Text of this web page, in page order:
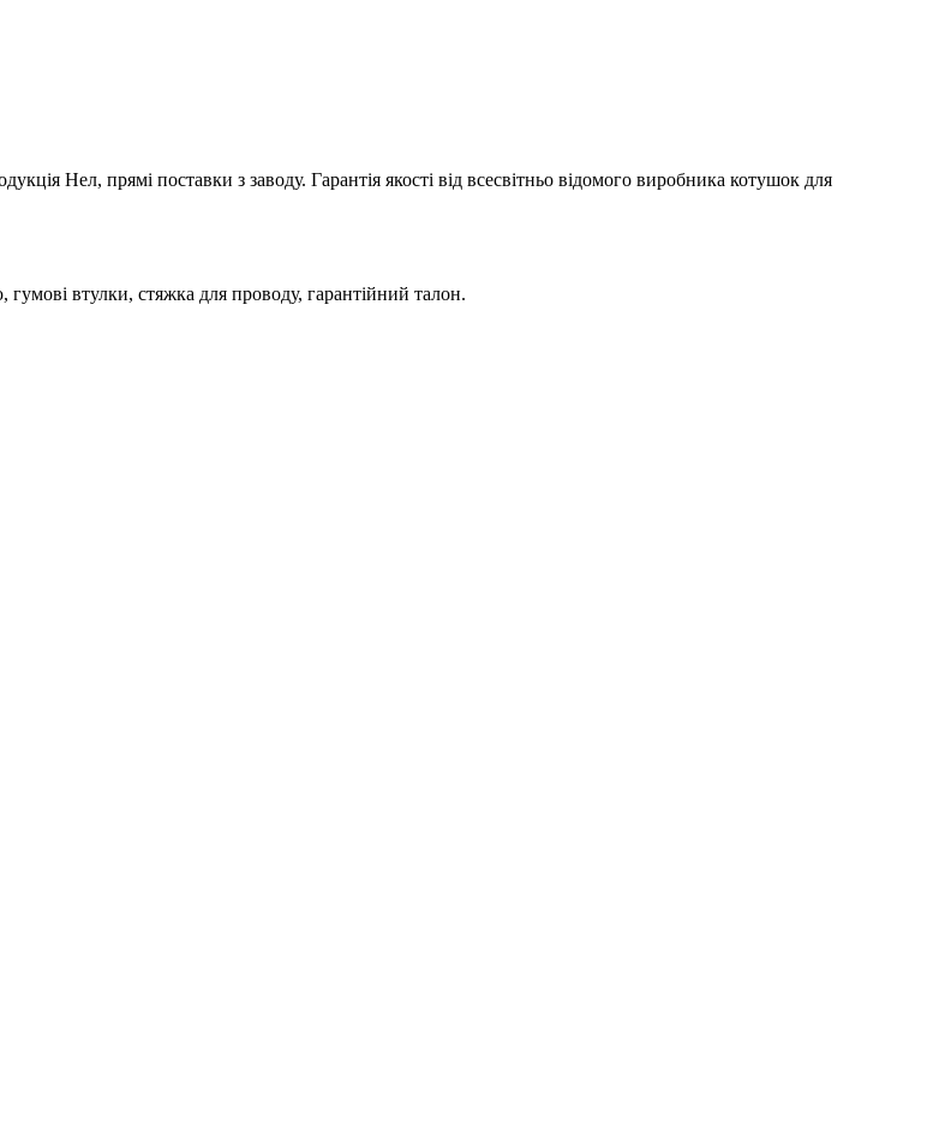
Нел, прямі поставки з заводу. Гарантія якості від всесвітньо відомого виробника котушок для
втулки, стяжка для проводу, гарантійний талон.